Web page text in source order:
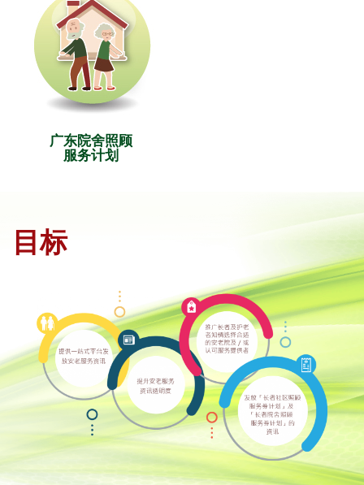
广东院舍照顾
服务计划
目标